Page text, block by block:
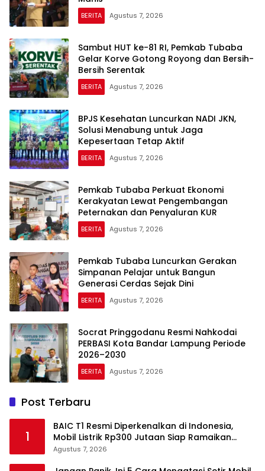
BERITA Agustus 7, 2026
Sambut HUT ke-81 RI, Pemkab Tubaba
Gelar Korve Gotong Royong dan Bersih-
Bersih Serentak
BERITA Agustus 7, 2026
BPJS Kesehatan Luncurkan NADI JKN,
Solusi Menabung untuk Jaga
Kepesertaan Tetap Aktif
BERITA Agustus 7, 2026
Pemkab Tubaba Perkuat Ekonomi
Kerakyatan Lewat Pengembangan
Peternakan dan Penyaluran KUR
BERITA Agustus 7, 2026
Pemkab Tubaba Luncurkan Gerakan
Simpanan Pelajar untuk Bangun
Generasi Cerdas Sejak Dini
BERITA Agustus 7, 2026
Socrat Pringgodanu Resmi Nahkodai
PERBASI Kota Bandar Lampung Periode
2026–2030
BERITA Agustus 7, 2026
Post Terbaru
1
BAIC T1 Resmi Diperkenalkan di Indonesia,
Mobil Listrik Rp300 Jutaan Siap Ramaikan
Pasar EV
Agustus 7, 2026